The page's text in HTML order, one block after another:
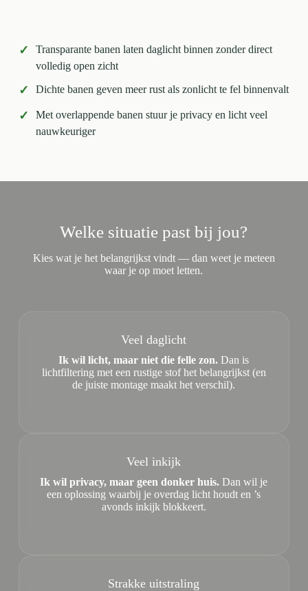
✓
Transparante banen laten daglicht binnen zonder direct
volledig open zicht
✓ Dichte banen geven meer rust als zonlicht te fel binnenvalt
✓
Met overlappende banen stuur je privacy en licht veel
nauwkeuriger
Welke situatie past bij jou?
Kies wat je het belangrijkst vindt — dan weet je meteen
waar je op moet letten.
Veel daglicht
Ik wil licht, maar niet die felle zon. Dan is
lichtfiltering met een rustige stof het belangrijkst (en
de juiste montage maakt het verschil).
Veel inkijk
Ik wil privacy, maar geen donker huis. Dan wil je
een oplossing waarbij je overdag licht houdt en ’s
avonds inkijk blokkeert.
Strakke uitstraling